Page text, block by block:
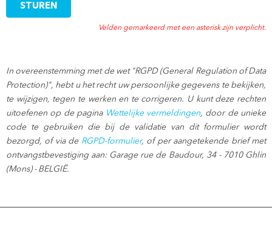
Velden gemarkeerd met een asterisk zijn verplicht.
In overeenstemming met de wet "RGPD (General Regulation of Data
Protection)", hebt u het recht uw persoonlijke gegevens te bekijken,
te wijzigen, tegen te werken en te corrigeren. U kunt deze rechten
uitoefenen op de pagina Wettelijke vermeldingen, door de unieke
code te gebruiken die bij de validatie van dit formulier wordt
bezorgd, of via de RGPD-formulier, of per aangetekende brief met
ontvangstbevestiging aan: Garage rue de Baudour, 34 - 7010 Ghlin
(Mons) - BELGIË.